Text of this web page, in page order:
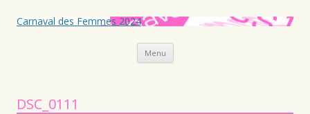
Carnaval des Femmes 2024
Menu Aller au contenu principal
DSC_0111